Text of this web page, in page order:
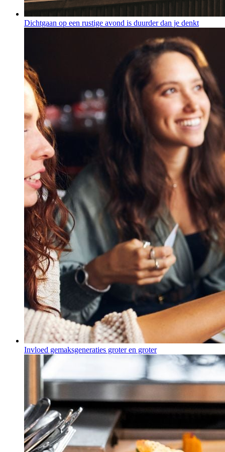
Dichtgaan op een rustige avond is duurder dan je denkt
Invloed gemaksgeneraties groter en groter